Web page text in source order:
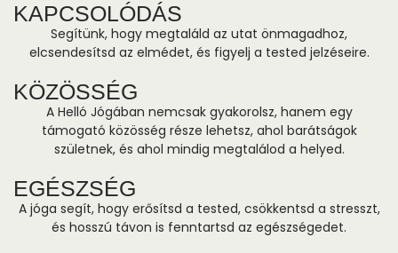
KAPCSOLÓDÁS
Segítünk, hogy megtaláld az utat önmagadhoz,
elcsendesítsd az elmédet, és figyelj a tested jelzéseire.
KÖZÖSSÉG
A Helló Jógában nemcsak gyakorolsz, hanem egy
támogató közösség része lehetsz, ahol barátságok
születnek, és ahol mindig megtalálod a helyed.
EGÉSZSÉG
A jóga segít, hogy erősítsd a tested, csökkentsd a stresszt,
és hosszú távon is fenntartsd az egészségedet.